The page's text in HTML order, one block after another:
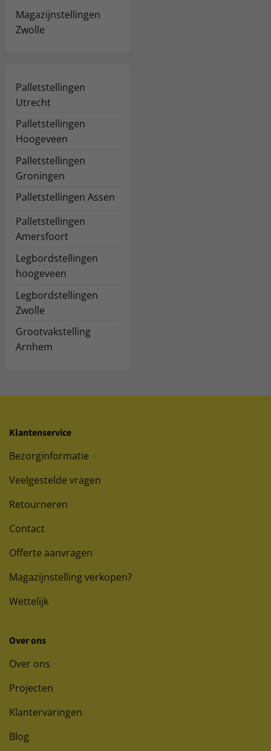
Magazijnstellingen
Zwolle
Palletstellingen
Utrecht
Palletstellingen
Hoogeveen
Palletstellingen
Groningen
Palletstellingen Assen
Palletstellingen
Amersfoort
Legbordstellingen
hoogeveen
Legbordstellingen
Zwolle
Grootvakstelling
Arnhem
Klantenservice
Bezorginformatie
Veelgestelde vragen
Retourneren
Contact
Offerte aanvragen
Magazijnstelling verkopen?
Wettelijk
Over ons
Over ons
Projecten
Klantervaringen
Blog